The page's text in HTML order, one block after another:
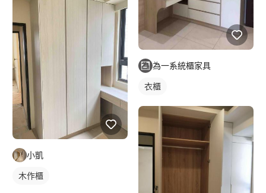
小凱
木作櫃
為一系統櫃家具
衣櫃